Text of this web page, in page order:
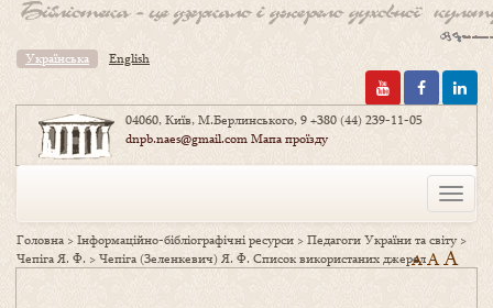
Українська English
04060, Київ, М.Берлинського, 9+380 (44) 239-11-05
dnpb.naes@gmail.comМапа проїзду
Toggle
Головна >Інформаційно-бібліографічні ресурси >Педагоги України та світу>
Чепіга Я. Ф. >Чепіга (Зеленкевич) Я. Ф. Список використаних джерел
A AA